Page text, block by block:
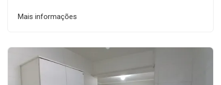
Mais informações